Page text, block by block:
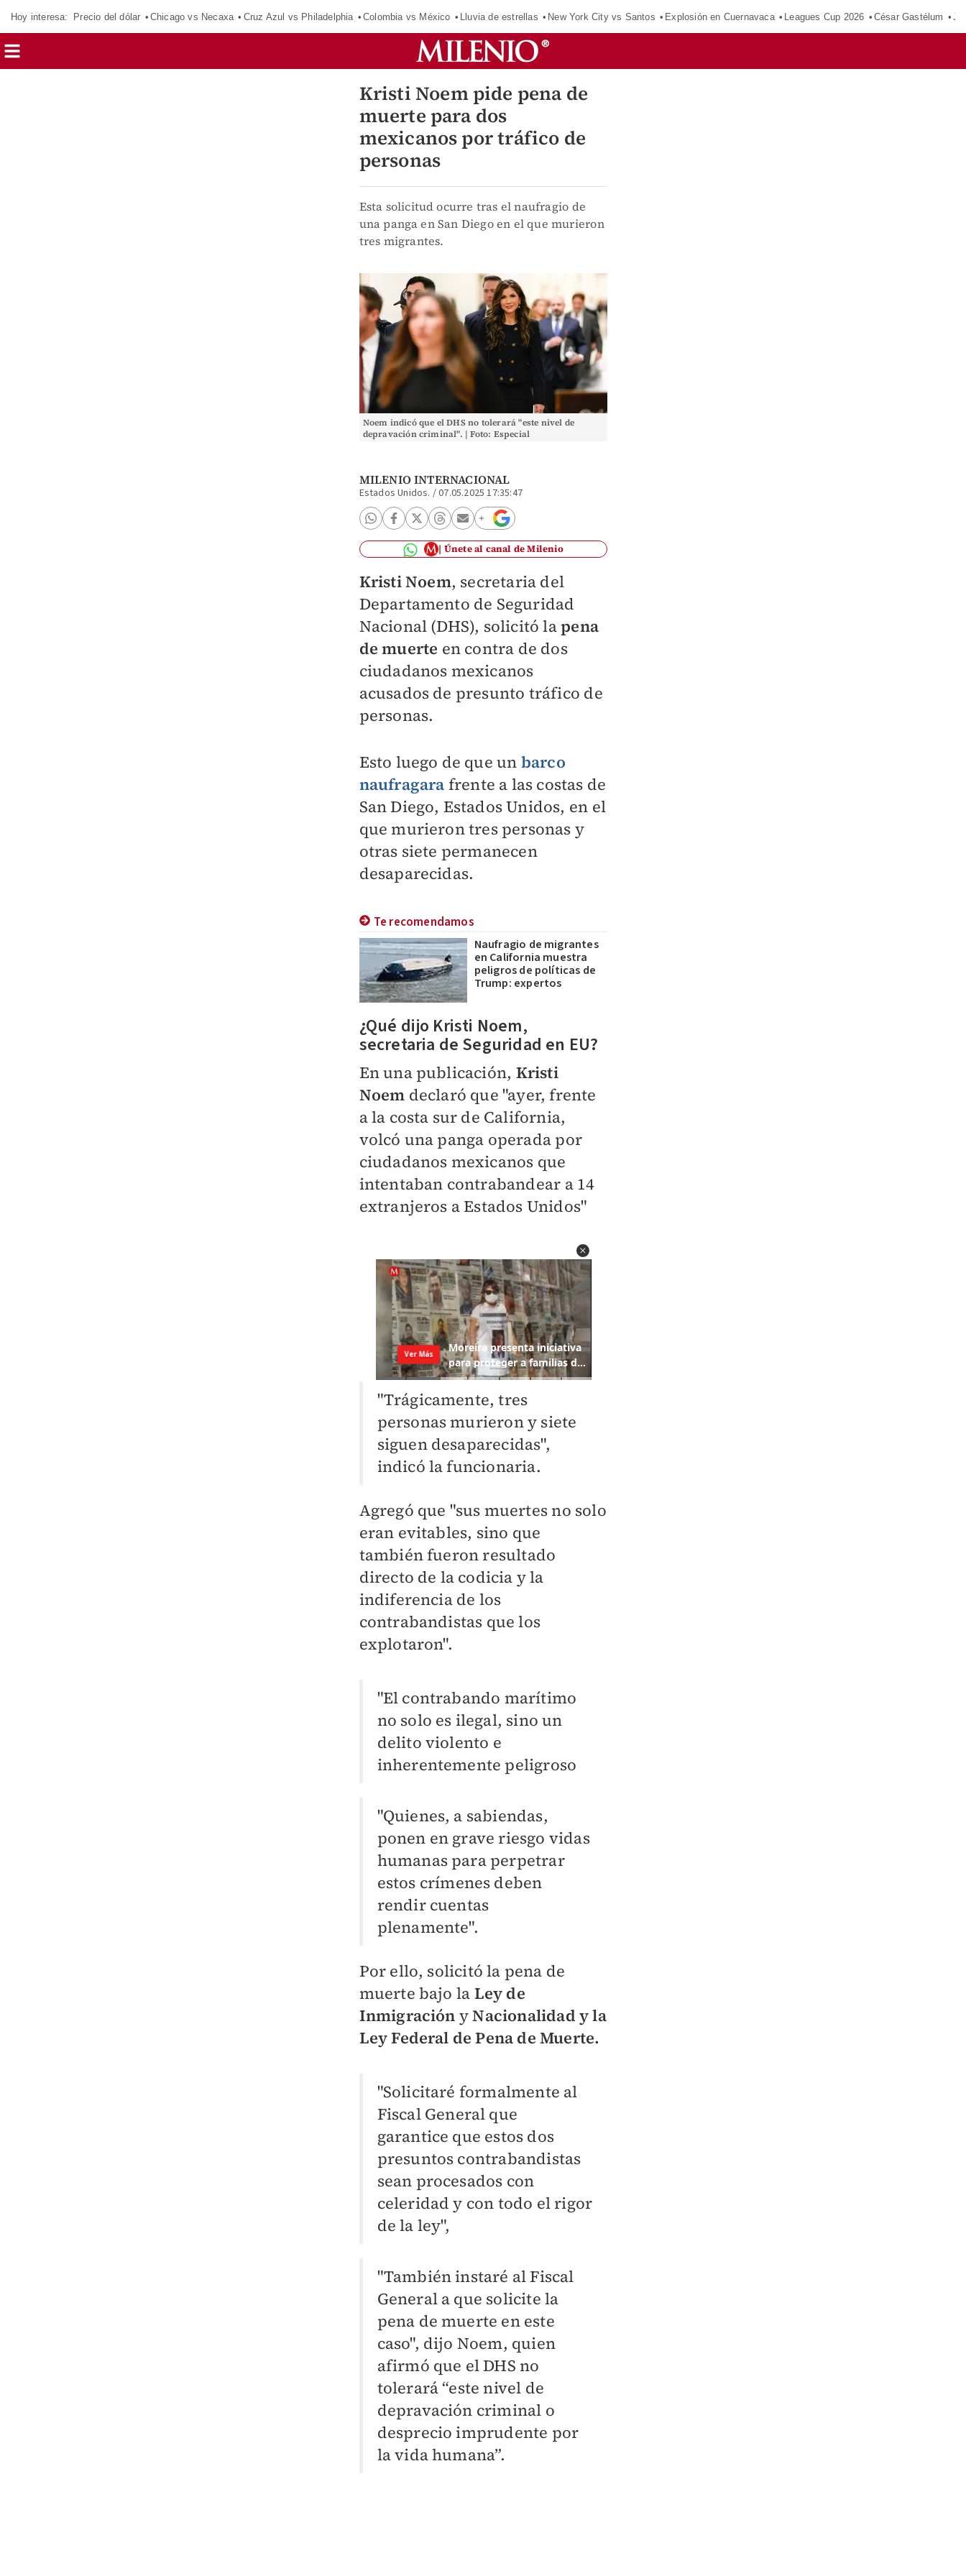
Hoy interesa: Precio del dólar Chicago vs Necaxa Cruz Azul vs Philadelphia Colombia vs México Lluvia de estrellas New York City vs Santos Explosión en Cuernavaca Leagues Cup 2026 César Gastélum
Kristi Noem pide pena de
muerte para dos
mexicanos por tráfico de
personas
Esta solicitud ocurre tras el naufragio de
una panga en San Diego en el que murieron
tres migrantes.
Noem indicó que el DHS no tolerará "este nivel de
depravación criminal". | Foto: Especial
MILENIO INTERNACIONAL
Estados Unidos. /07.05.2025 17:35:47
Únete al canal de Milenio
Kristi Noem, secretaria del
Departamento de Seguridad
Nacional (DHS), solicitó lapena
de muerte en contra de dos
ciudadanos mexicanos
acusados de presunto tráfico de
personas.
Esto luego de que un barco
naufragara frente a las costas de
San Diego, Estados Unidos, en el
que murieron tres personas y
otras siete permanecen
desaparecidas.
Te recomendamos
Naufragio de migrantes
en California muestra
peligros de políticas de
Trump: expertos
¿Qué dijo Kristi Noem,
secretaria de Seguridad en EU?
En una publicación, Kristi
Noem declaró que "ayer, frente
a la costa sur de California,
volcó una panga operada por
ciudadanos mexicanos que
intentaban contrabandear a 14
extranjeros a Estados Unidos"
"Trágicamente, tres
personas murieron y siete
siguen desaparecidas",
indicó la funcionaria.
Agregó que "sus muertes no solo
eran evitables, sino que
también fueron resultado
directo de la codicia y la
indiferencia de los
contrabandistas que los
explotaron".
"El contrabando marítimo
no solo es ilegal, sino un
delito violento e
inherentemente peligroso
"Quienes, a sabiendas,
ponen en grave riesgo vidas
humanas para perpetrar
estos crímenes deben
rendir cuentas
plenamente".
Por ello, solicitó la pena de
muerte bajo la Ley de
Inmigración yNacionalidad y la
Ley Federal de Pena de Muerte.
"Solicitaré formalmente al
Fiscal General que
garantice que estos dos
presuntos contrabandistas
sean procesados ​​con
celeridad y con todo el rigor
de la ley",
"También instaré al Fiscal
General a que solicite la
pena de muerte en este
caso", dijo Noem, quien
afirmó que el DHS no
tolerará “este nivel de
depravación criminal o
desprecio imprudente por
la vida humana”.